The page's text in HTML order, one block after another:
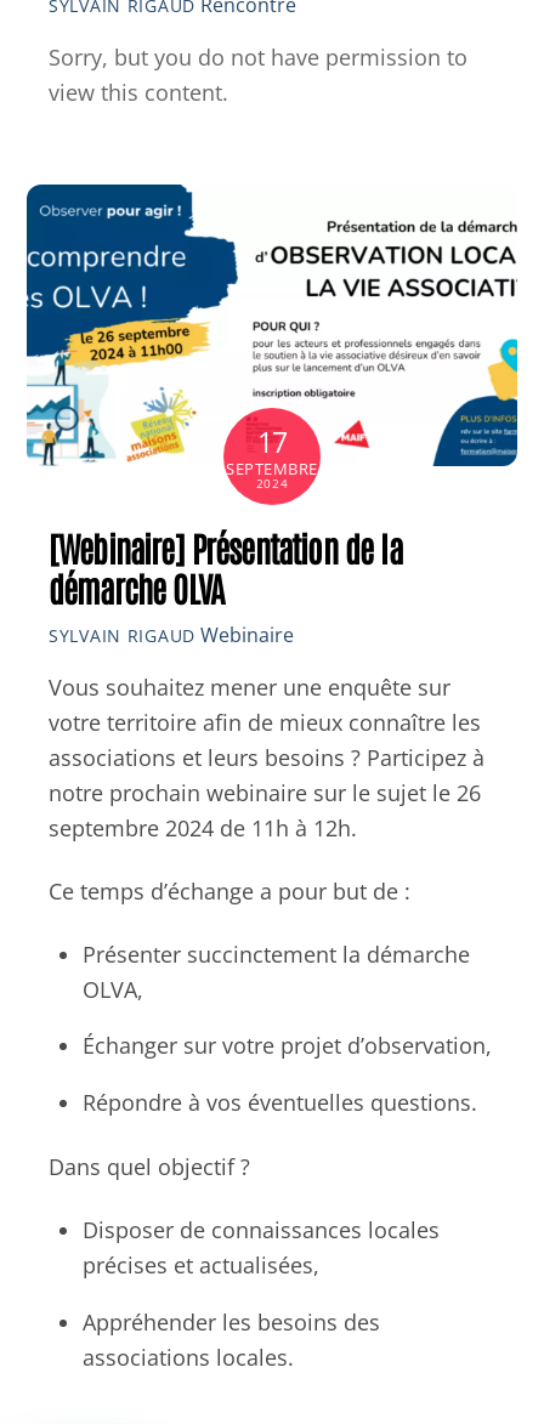
SYLVAIN RIGAUD
Sorry, but you do not have permission to
view this content.
17
SEPTEMBRE
2024
[Webinaire] Présentation de la
démarche OLVA
SYLVAIN RIGAUD Webinaire
Vous souhaitez mener une enquête sur
votre territoire afin de mieux connaître les
associations et leurs besoins ? Participez à
notre prochain webinaire sur le sujet le 26
septembre 2024 de 11h à 12h.
Ce temps d’échange a pour but de :
Présenter succinctement la démarche
OLVA,
Échanger sur votre projet d’observation,
Répondre à vos éventuelles questions.
Dans quel objectif ?
Disposer de connaissances locales
précises et actualisées,
Appréhender les besoins des
associations locales.